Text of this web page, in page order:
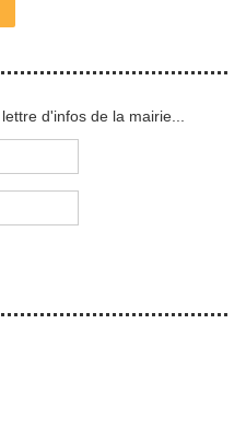
d'infos de la mairie...